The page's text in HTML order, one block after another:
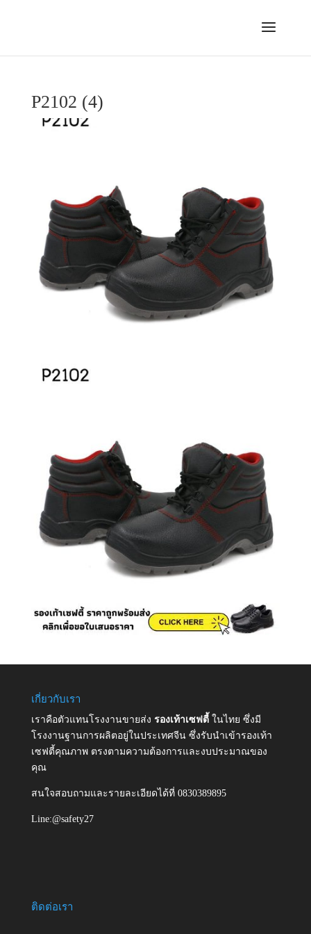
P2102 (4)
เกี่ยวกับเรา
เราคือตัวแทนโรงงานขายส่ง รองเท้าเซฟตี้ ในไทย ซึ่งมี
โรงงานฐานการผลิตอยู่ในประเทศจีน ซึ่งรับนำเข้ารองเท้า
เซฟตี้คุณภาพ ตรงตามความต้องการและงบประมาณของ
คุณ
สนใจสอบถามและรายละเอียดได้ที่ 0830389895
Line:@safety27
ติดต่อเรา